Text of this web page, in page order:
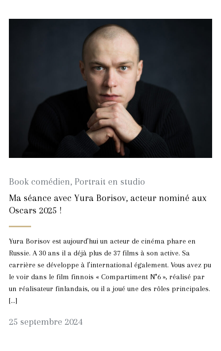
Book comédien, Portrait en studio
Ma séance avec Yura Borisov, acteur nominé aux
Oscars 2025 !
Yura Borisov est aujourd’hui un acteur de cinéma phare en
Russie. A 30 ans il a déjà plus de 37 films à son active. Sa
carrière se développe à l’international également. Vous avez pu
le voir dans le film finnois « Compartiment N°6 », réalisé par
un réalisateur finlandais, ou il a joué une des rôles principales.
[…]
25 septembre 2024
février